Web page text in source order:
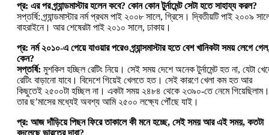
প্র: এর পর গ্র্যান্ডমাস্টার হলেন কবে? কোন কোন টুর্নামেন্ট সেটা হতে সাহায্য করল?
সপ্তর্ষি: গ্র্যান্ডমাস্টার নর্ম প্রথম পাই ২০০৮ সালে, গ্রিসে। দ্বিতীয়টি পাই ২০০৯
বাহরাইনে। আর শেষেরটা পাই ২০১০ সালে, ঢাকায়।
প্র: নর্ম ২০১০-এ পেয়ে যাওয়ার পরেও গ্র্যান্সমাস্টার হতে বেশ খানিকটা সময় লেগে
কেন?
সপ্তর্ষি: মুশকিল হচ্ছিল রেটিং নিয়ে। সেই সময় দেশে অনেক টুর্নামেন্ট হত না, যেটা
রেটিং বাড়ানো যাবে। বিদেশে গিয়েই খেলতে হত। সেই কারণে খেলা কম হত আর
কিছুতেই ২৫০০টা হচ্ছিল না। একটা সময় ২৪৮৪ থেকে ২৩৯০-তে নেমে গিয়েছিলাম।
তার ছ’মাসের মধ্যেই অবশ্য আমি ২৫০০ লক্ষ্যে পৌঁছে যাই।
প্র: আজ দাঁড়িয়ে পিছন ফিরে তাকালে কী মনে হচ্ছে, সেই সময় আর এই সময়, কতটা